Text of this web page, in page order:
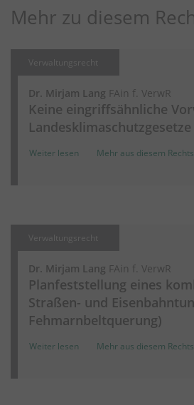
Mehr zu diesem
Verwaltungsrecht
Dr. Mirjam Lang FAin f. VerwR
Keine eingriffsähnliche
Landesklimaschutzgesetze
Weiter lesen Mehr aus diesem
Verwaltungsrecht
Dr. Mirjam Lang FAin f. VerwR
Planfeststellung eines
Straßen- und
Fehmarnbeltquerung)
Weiter lesen Mehr aus diesem